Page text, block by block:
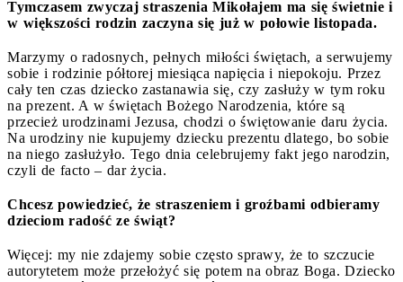
Tymczasem zwyczaj straszenia Mikołajem ma się świetnie i
w większości rodzin zaczyna się już w połowie listopada.
Marzymy o radosnych, pełnych miłości świętach, a serwujemy
sobie i rodzinie półtorej miesiąca napięcia i niepokoju. Przez
cały ten czas dziecko zastanawia się, czy zasłuży w tym roku
na prezent. A w świętach Bożego Narodzenia, które są
przecież urodzinami Jezusa, chodzi o świętowanie daru życia.
Na urodziny nie kupujemy dziecku prezentu dlatego, bo sobie
na niego zasłużyło. Tego dnia celebrujemy fakt jego narodzin,
czyli de facto – dar życia.
Chcesz powiedzieć, że straszeniem i groźbami odbieramy
dzieciom radość ze świąt?
Więcej: my nie zdajemy sobie często sprawy, że to szczucie
autorytetem może przełożyć się potem na obraz Boga. Dziecko